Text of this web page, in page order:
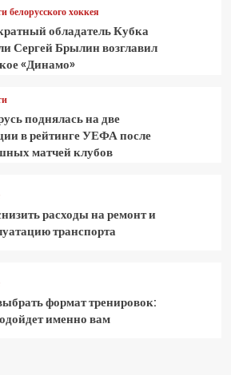
белорусского хоккея
обладатель Кубка
Сергей Брылин возглавил
«Динамо»
поднялась на две
в рейтинге УЕФА после
матчей клубов
расходы на ремонт и
транспорта
формат тренировок:
именно вам